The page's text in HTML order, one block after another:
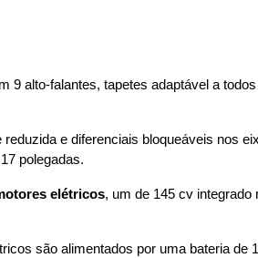
alto-falantes, tapetes adaptável a
e diferenciais bloqueáveis nos
polegadas.
elétricos, um de 145 cv integrado
são alimentados por uma bateria de